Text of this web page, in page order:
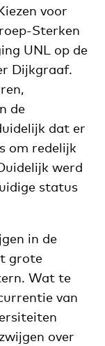
voor
Sterken
UNL op de
Dijkgraaf.
de
dat er
om redelijk
werd
status
in de
grote
Wat te
van
over